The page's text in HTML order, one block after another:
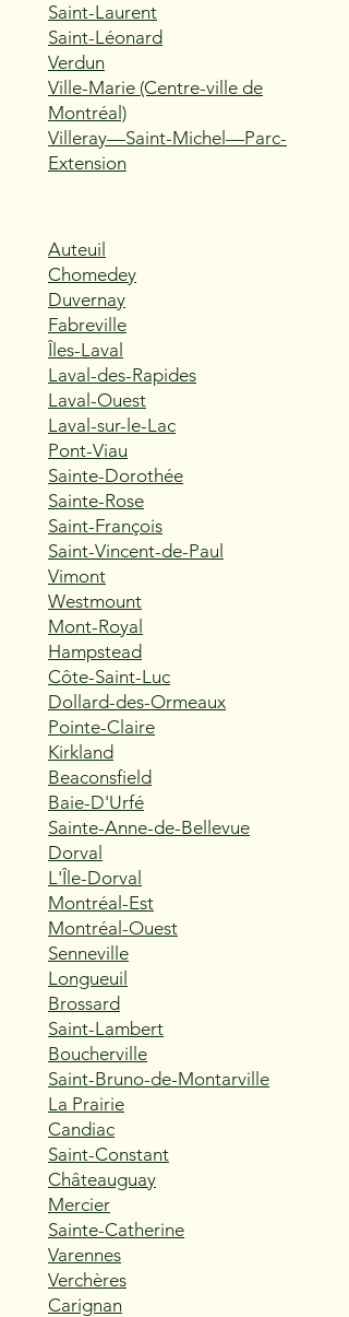
Saint-Laurent
Saint-Léonard
Verdun
Ville-Marie (Centre-ville de
Montréal)
Villeray—Saint-Michel—Parc-
Extension
Auteuil
Chomedey
Duvernay
Fabreville
Îles-Laval
Laval-des-Rapides
Laval-Ouest
Laval-sur-le-Lac
Pont-Viau
Sainte-Dorothée
Sainte-Rose
Saint-François
Saint-Vincent-de-Paul
Vimont
Westmount
Mont-Royal
Hampstead
Côte-Saint-Luc
Dollard-des-Ormeaux
Pointe-Claire
Kirkland
Beaconsfield
Baie-D'Urfé
Sainte-Anne-de-Bellevue
Dorval
L'Île-Dorval
Montréal-Est
Montréal-Ouest
Senneville
Longueuil
Brossard
Saint-Lambert
Boucherville
Saint-Bruno-de-Montarville
La Prairie
Candiac
Saint-Constant
Châteauguay
Mercier
Sainte-Catherine
Varennes
Verchères
Carignan